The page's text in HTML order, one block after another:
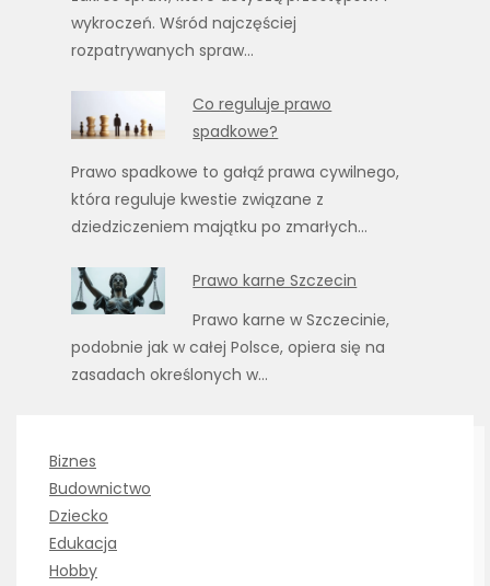
wykroczeń. Wśród najczęściej
rozpatrywanych spraw…
Co reguluje prawo
spadkowe?
Prawo spadkowe to gałąź prawa cywilnego,
która reguluje kwestie związane z
dziedziczeniem majątku po zmarłych…
Prawo karne Szczecin
Prawo karne w Szczecinie,
podobnie jak w całej Polsce, opiera się na
zasadach określonych w…
Biznes
Budownictwo
Dziecko
Edukacja
Hobby